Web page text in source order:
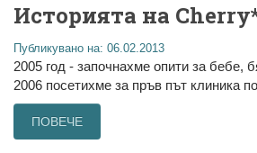
Историята на
Публикувано на: 06.02.2013
2005 год - започнахме опити за бебе,
2006 посетихме за пръв път клиника
ПОВЕЧЕ